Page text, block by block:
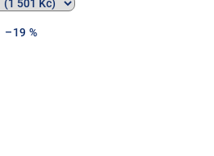
–19 %